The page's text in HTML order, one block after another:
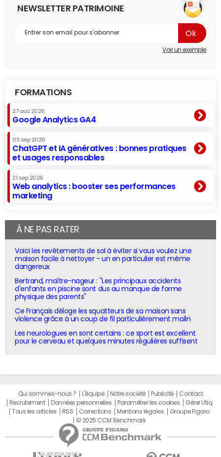
NEWSLETTER PATRIMOINE
Voir un exemple
FORMATIONS
27 aoû 2026
Google Analytics GA4
03 sep 2026
ChatGPT et IA génératives : bonnes pratiques
et usages responsables
21 sep 2026
Web analytics : booster ses performances
marketing
À NE PAS RATER
Voici les revêtements de sol à éviter si vous voulez une
maison facile à nettoyer - un en particulier est même
dangereux
Bertrand, maître-nageur : "Les principaux accidents
d'enfants en piscine sont dus au manque de forme
physique des parents"
Ce Français déloge les squatteurs de sa maison sans
violence grâce à un coup de fil particulièrement malin
Les neurologues en sont certains : ce sport est excellent
pour le cerveau et quelques minutes régulières suffisent
Qui sommes-nous ? L'équipe Notre société Publicité
Contact
Recrutement
Données personnelles Paramétrer les cookies
Gérer Utiq
Tous les articles
RSS Corrections Mentions légales
Groupe Figaro
© 2025 CCM Benchmark